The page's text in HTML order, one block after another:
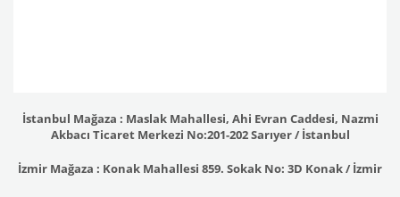
İstanbul Mağaza : Maslak Mahallesi, Ahi Evran Caddesi, Nazmi
Akbacı Ticaret Merkezi No:201-202 Sarıyer / İstanbul
İzmir Mağaza : Konak Mahallesi 859. Sokak No: 3D Konak / İzmir